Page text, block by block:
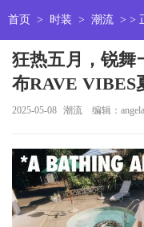
首页 > 时装 > 潮流 > >
狂热五月，锐
布RAVE VIBES
2025-05-08 潮流 编辑：angela